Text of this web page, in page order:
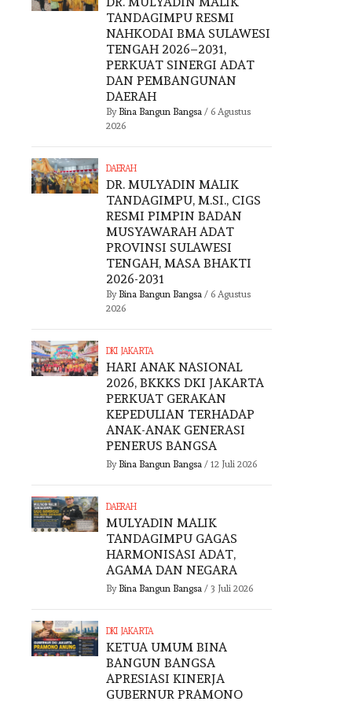
TANDAGIMPU RESMI
NAHKODAI BMA SULAWESI
TENGAH 2026–2031,
PERKUAT SINERGI ADAT
DAN PEMBANGUNAN
DAERAH
By Bina Bangun Bangsa / 6 Agustus
2026
DAERAH
DR. MULYADIN MALIK
TANDAGIMPU, M.SI., CIGS
RESMI PIMPIN BADAN
MUSYAWARAH ADAT
PROVINSI SULAWESI
TENGAH, MASA BHAKTI
2026-2031
By Bina Bangun Bangsa / 6 Agustus
2026
DKI JAKARTA
HARI ANAK NASIONAL
2026, BKKKS DKI JAKARTA
PERKUAT GERAKAN
KEPEDULIAN TERHADAP
ANAK-ANAK GENERASI
PENERUS BANGSA
By Bina Bangun Bangsa / 12 Juli 2026
DAERAH
MULYADIN MALIK
TANDAGIMPU GAGAS
HARMONISASI ADAT,
AGAMA DAN NEGARA
By Bina Bangun Bangsa / 3 Juli 2026
DKI JAKARTA
KETUA UMUM BINA
BANGUN BANGSA
APRESIASI KINERJA
GUBERNUR PRAMONO